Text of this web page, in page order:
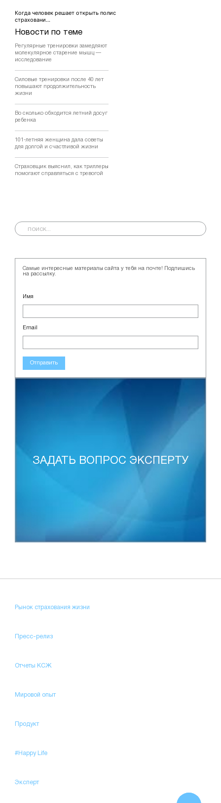
Новости по теме
Регулярные тренировки замедляют
молекулярное старение мышц —
исследование
Силовые тренировки после 40 лет
повышают продолжительность
жизни
Во сколько обходится летний досуг
ребенка
101-летняя женщина дала советы
для долгой и счастливой жизни
Страховщик выяснил, как триллеры
помогают справляться с тревогой
Когда человек решает открыть полис
страховани...
Самые интересные материалы сайта у тебя на почте! Подпишись
на рассылку.
Имя
Email
Отправить
ЗАДАТЬ ВОПРОС ЭКСПЕРТУ
Рынок страхования жизни
Пресс-релиз
Отчеты КСЖ
Мировой опыт
Продукт
#Happy Life
Эксперт